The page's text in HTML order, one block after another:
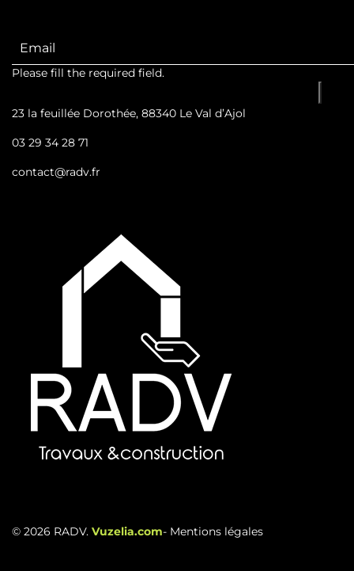
Please fill the required field.
23 la feuillée Dorothée, 88340 Le Val d’Ajol
03 29 34 28 71
contact@radv.fr
© 2026 RADV. Vuzelia.com- Mentions légales